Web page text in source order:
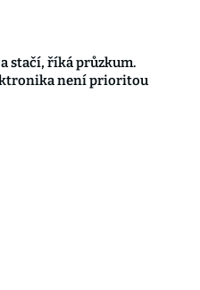
stačí, říká průzkum.
není prioritou